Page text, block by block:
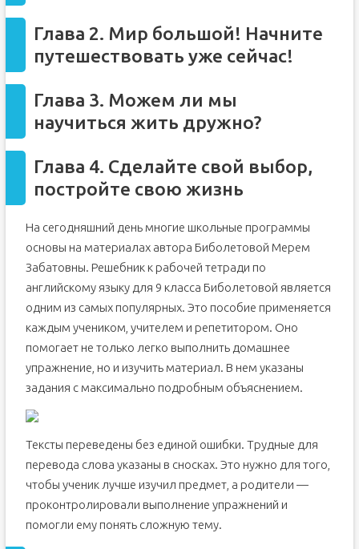
Глава 2. Мир большой! Начните
путешествовать уже сейчас!
Глава 3. Можем ли мы
научиться жить дружно?
Глава 4. Сделайте свой выбор,
постройте свою жизнь
На сегодняшний день многие школьные программы
основы на материалах автора Биболетовой Мерем
Забатовны. Решебник к рабочей тетради по
английскому языку для 9 класса Биболетовой является
одним из самых популярных. Это пособие применяется
каждым учеником, учителем и репетитором. Оно
помогает не только легко выполнить домашнее
упражнение, но и изучить материал. В нем указаны
задания с максимально подробным объяснением.
Тексты переведены без единой ошибки. Трудные для
перевода слова указаны в сносках. Это нужно для того,
чтобы ученик лучше изучил предмет, а родители —
проконтролировали выполнение упражнений и
помогли ему понять сложную тему.